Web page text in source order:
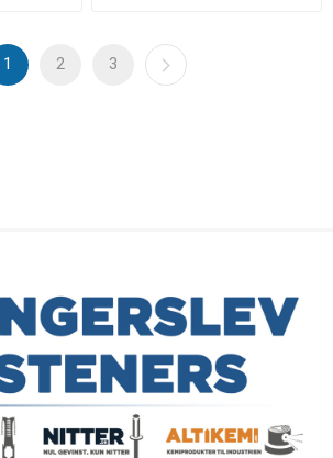
1 2 3